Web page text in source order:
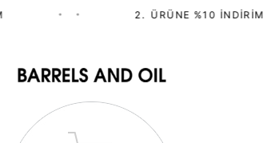
2.⁠ ⁠ÜRÜNE %10 İNDIRIM